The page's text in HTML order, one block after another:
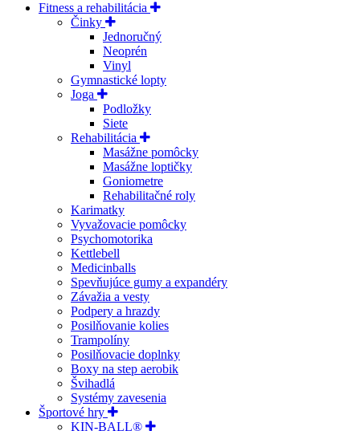
Fitness a rehabilitácia
Činky
Jednoručný
Neoprén
Vinyl
Gymnastické lopty
Joga
Podložky
Siete
Rehabilitácia
Masážne pomôcky
Masážne loptičky
Goniometre
Rehabilitačné roly
Karimatky
Vyvažovacie pomôcky
Psychomotorika
Kettlebell
Medicinballs
Spevňujúce gumy a expandéry
Závažia a vesty
Podpery a hrazdy
Posilňovanie kolies
Trampolíny
Posilňovacie doplnky
Boxy na step aerobik
Švihadlá
Systémy zavesenia
Športové hry
KIN-BALL®